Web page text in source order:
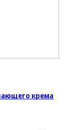
крема